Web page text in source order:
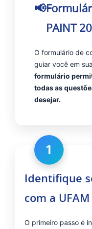
PAINT
O formulário de
guiar você em
formulário
todas as
desejar.
1
Identifique
com a UFAM
O primeiro passo é